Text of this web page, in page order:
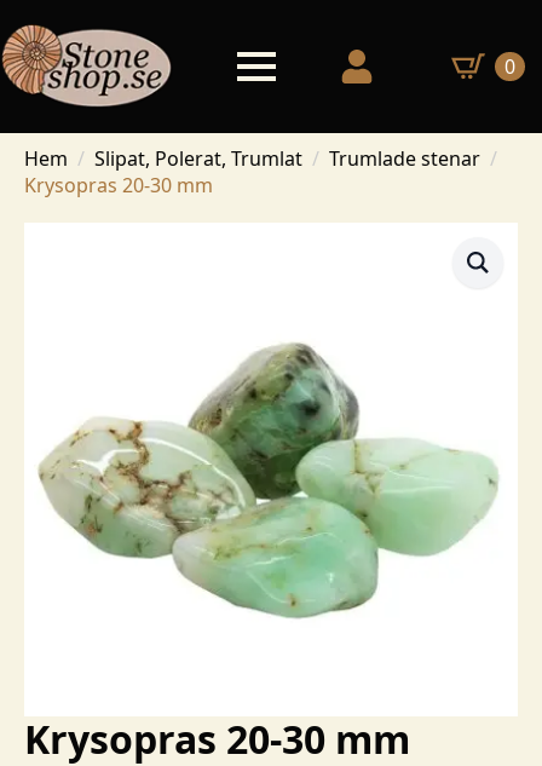
0
Hem Slipat, Polerat, Trumlat
Trumlade stenar
Krysopras 20-30 mm
Krysopras 20-30 mm